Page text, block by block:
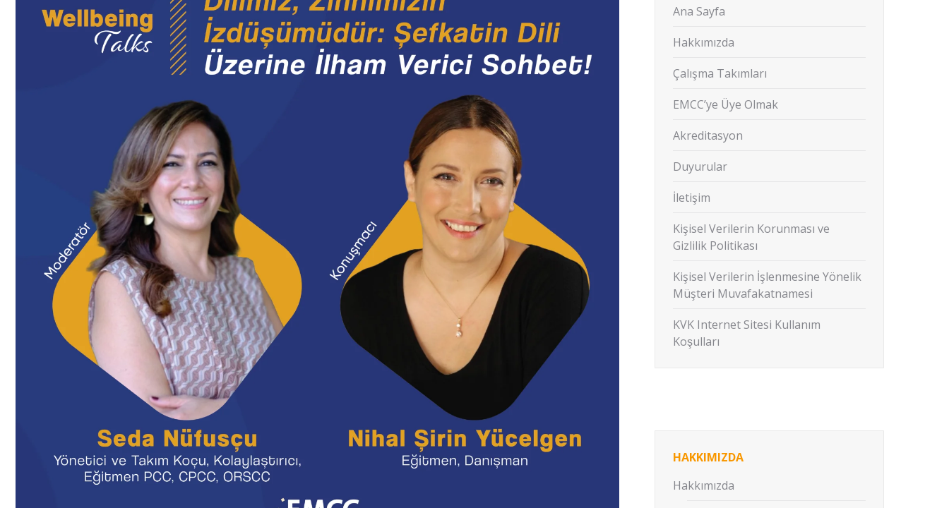
Ana Sayfa
Hakkımızda
Çalışma Takımları
EMCC’ye Üye Olmak
Akreditasyon
Duyurular
İletişim
Kişisel Verilerin Korunması ve
Gizlilik Politikası
Kişisel Verilerin İşlenmesine Yönelik
Müşteri Muvafakatnamesi
KVK Internet Sitesi Kullanım
Koşulları
HAKKIMIZDA
Hakkımızda